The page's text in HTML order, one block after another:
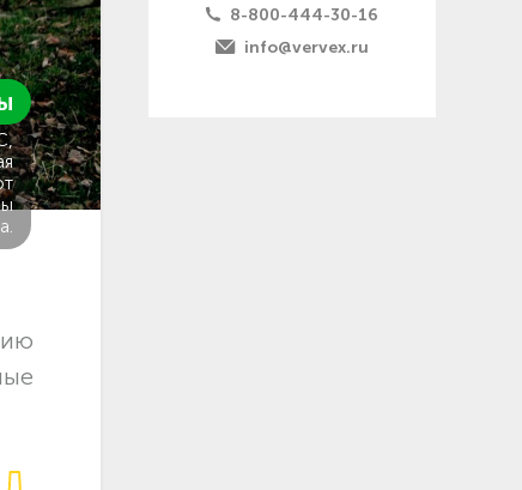
8-800-444-30-16
info@vervex.ru